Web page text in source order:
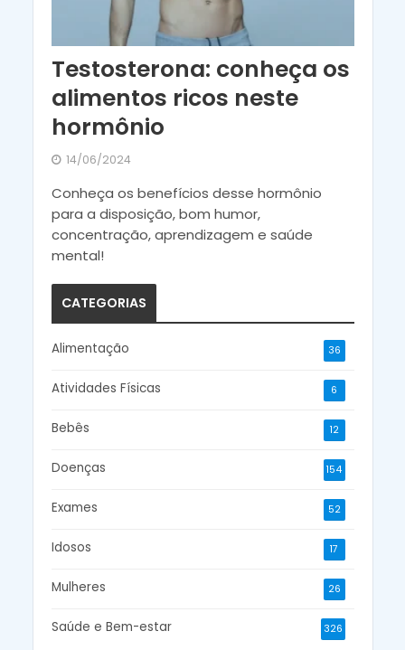
Testosterona: conheça os
alimentos ricos neste
hormônio
14/06/2024
Conheça os benefícios desse hormônio
para a disposição, bom humor,
concentração, aprendizagem e saúde
mental!
CATEGORIAS
Alimentação 36
Atividades Físicas 6
Bebês 12
Doenças 154
Exames 52
Idosos 17
Mulheres 26
Saúde e Bem-estar 326